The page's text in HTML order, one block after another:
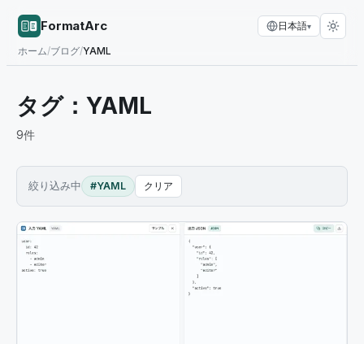
FormatArc
ホーム/ブログ/YAML
日本語▾
タグ： YAML
9件
絞り込み中 #YAML クリア